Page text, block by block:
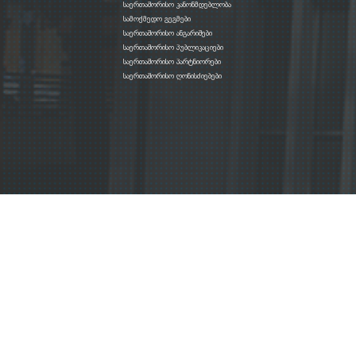
საერთაშორისო კანონმდებლობა
სამოქმედო გეგმები
საერთაშორისო ანგარიშები
საერთაშორისო პუბლიკაციები
საერთაშორისო პარტნიორები
საერთაშორისო ღონისძიებები